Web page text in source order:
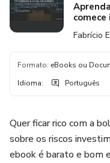
Fabrício
Formato: eBooks ou
Idioma: Português
Quer ficar rico com a
sobre os riscos
ebook é barato e bom